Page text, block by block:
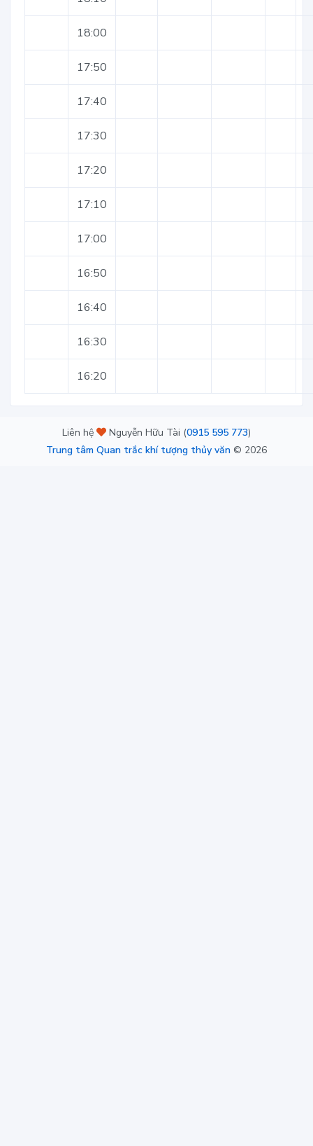
18:00
17:50
17:40
17:30
17:20
17:10
17:00
16:50
16:40
16:30
16:20
Liên hệ Nguyễn Hữu Tài (0915 595 773)
Trung tâm Quan trắc khí tượng thủy văn © 2026